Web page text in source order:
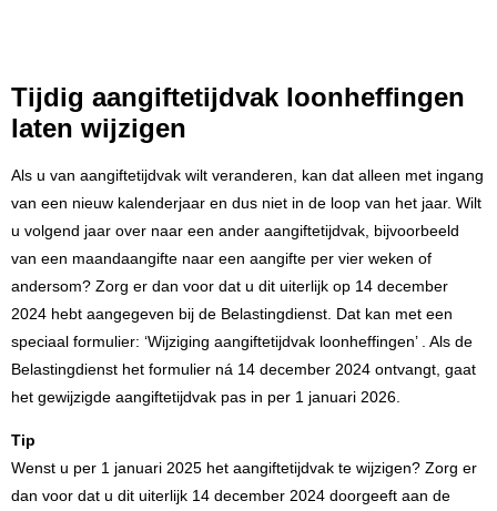
Tijdig aangiftetijdvak loonheffingen
laten wijzigen
Als u van aangiftetijdvak wilt veranderen, kan dat alleen met ingang
van een nieuw kalenderjaar en dus niet in de loop van het jaar. Wilt
u volgend jaar over naar een ander aangiftetijdvak, bijvoorbeeld
van een maandaangifte naar een aangifte per vier weken of
andersom? Zorg er dan voor dat u dit uiterlijk op 14 december
2024 hebt aangegeven bij de Belastingdienst. Dat kan met een
speciaal formulier: ‘Wijziging aangiftetijdvak loonheffingen’
. Als de
Belastingdienst het formulier ná 14 december 2024 ontvangt, gaat
het gewijzigde aangiftetijdvak pas in per 1 januari 2026.
Tip
Wenst u per 1 januari 2025 het aangiftetijdvak te wijzigen? Zorg er
dan voor dat u dit uiterlijk 14 december 2024 doorgeeft aan de